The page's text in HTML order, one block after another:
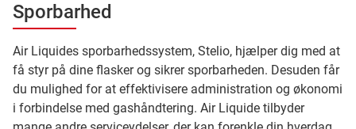
Sporbarhed
Air Liquides sporbarhedssystem, Stelio, hjælper dig med at
få styr på dine flasker og sikrer sporbarheden. Desuden får
du mulighed for at effektivisere administration og økonomi
i forbindelse med gashåndtering. Air Liquide tilbyder